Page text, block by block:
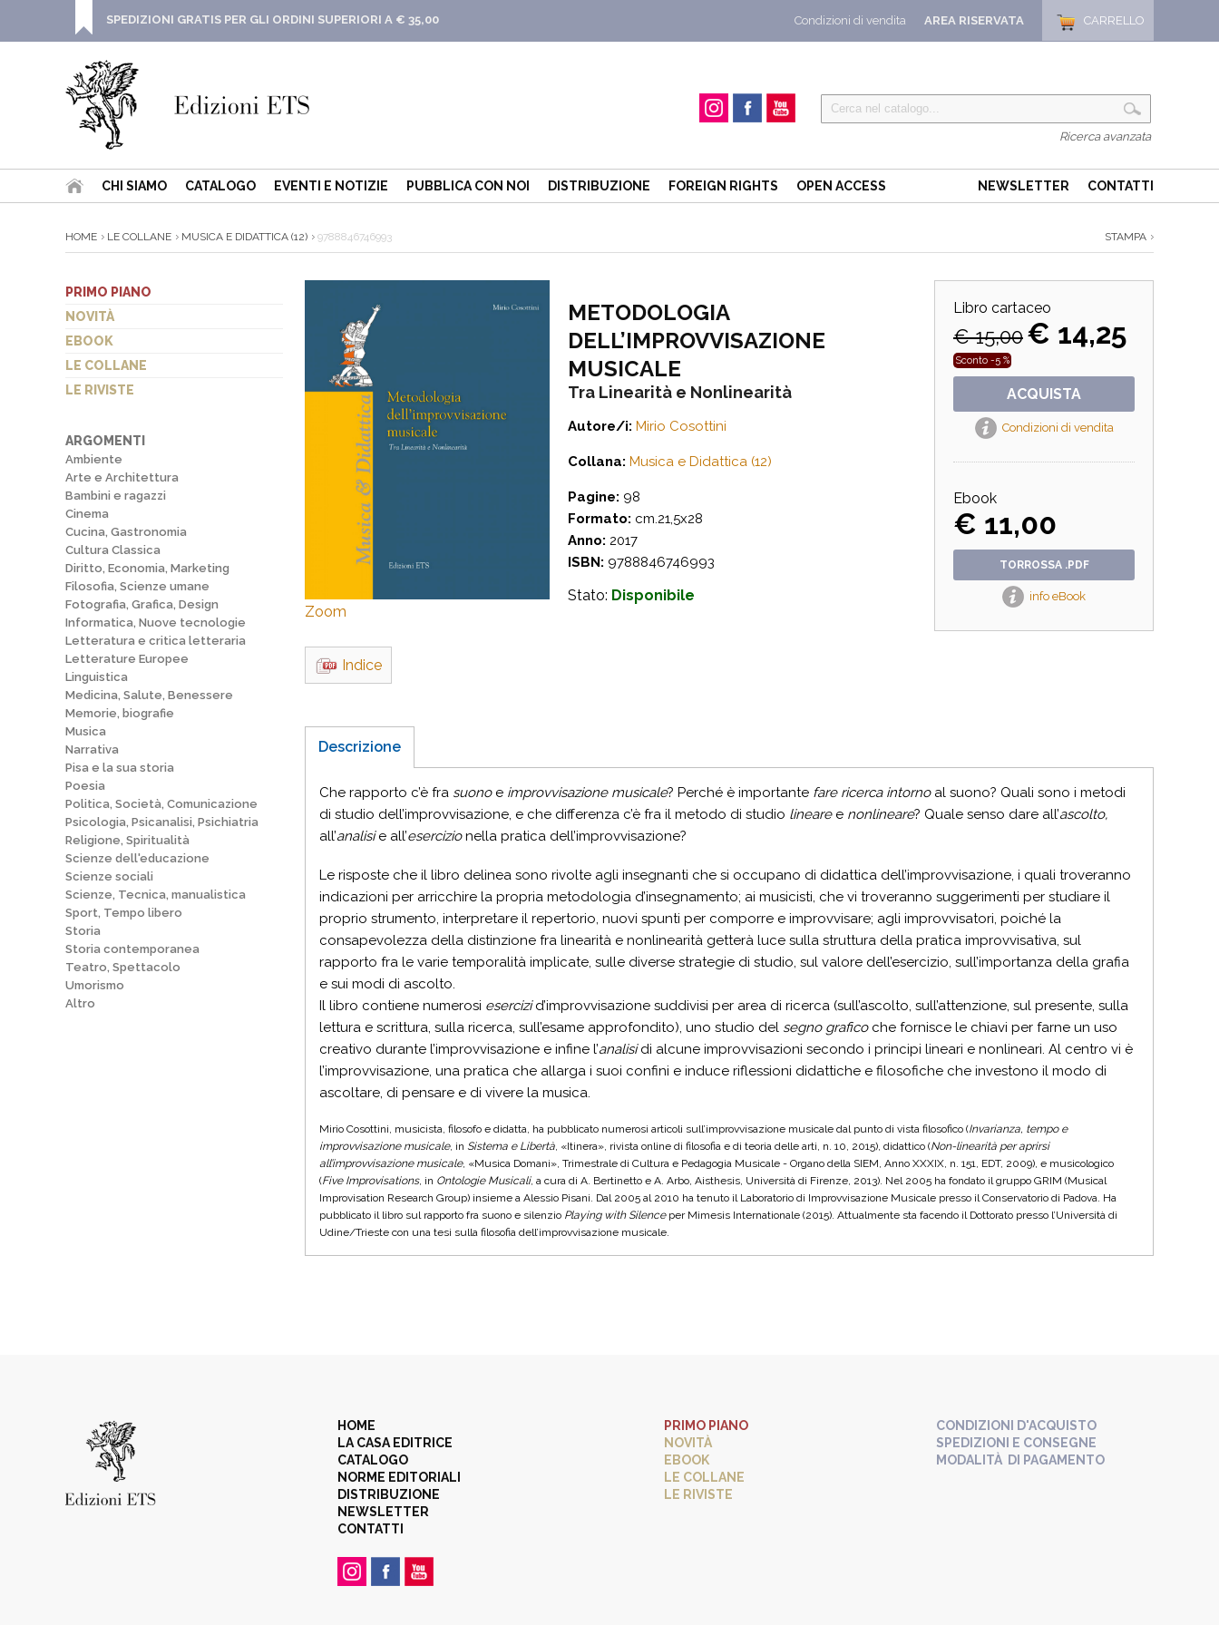
CARRELLO
AREA RISERVATA
Condizioni di vendita
SPEDIZIONI GRATIS PER GLI ORDINI SUPERIORI A € 35,00
Ricerca avanzata
CHI SIAMO CATALOGO EVENTI E NOTIZIE PUBBLICA CON NOI DISTRIBUZIONE FOREIGN RIGHTS OPEN ACCESS NEWSLETTER CONTATTI
HOME LE COLLANE MUSICA E DIDATTICA (12) 9788846746993 STAMPA
PRIMO PIANO
NOVITÀ
EBOOK
LE COLLANE
LE RIVISTE
ARGOMENTI
Ambiente
Arte e Architettura
Bambini e ragazzi
Cinema
Cucina, Gastronomia
Cultura Classica
Diritto, Economia, Marketing
Filosofia, Scienze umane
Fotografia, Grafica, Design
Informatica, Nuove tecnologie
Letteratura e critica letteraria
Letterature Europee
Linguistica
Medicina, Salute, Benessere
Memorie, biografie
Musica
Narrativa
Pisa e la sua storia
Poesia
Politica, Società, Comunicazione
Psicologia, Psicanalisi, Psichiatria
Religione, Spiritualità
Scienze dell'educazione
Scienze sociali
Scienze, Tecnica, manualistica
Sport, Tempo libero
Storia
Storia contemporanea
Teatro, Spettacolo
Umorismo
Altro
Libro cartaceo
€ 15,00€ 14,25
Sconto -5 %
ACQUISTA
Condizioni di vendita
Ebook
€ 11,00
TORROSSA .PDF
info eBook
Zoom
METODOLOGIA
DELL’IMPROVVISAZIONE
MUSICALE
Tra Linearità e Nonlinearità
Autore/i: Mirio Cosottini
Collana: Musica e Didattica (12)
Pagine: 98
Formato: cm.21,5x28
Anno: 2017
ISBN: 9788846746993
Stato: Disponibile
Indice
Descrizione
Che rapporto c’è fra suono e improvvisazione musicale? Perché è importante fare ricerca intorno al suono? Quali sono i metodi
di studio dell’improvvisazione, e che differenza c’è fra il metodo di studio lineare e nonlineare? Quale senso dare all’ascolto,
all’analisie all’esercizionella pratica dell’improvvisazione?
Le risposte che il libro delinea sono rivolte agli insegnanti che si occupano di didattica dell’improvvisazione, i quali troveranno
indicazioni per arricchire la propria metodologia d’insegnamento; ai musicisti, che vi troveranno suggerimenti per studiare il
proprio strumento, interpretare il repertorio, nuovi spunti per comporre e improvvisare; agli improvvisatori, poiché la
consapevolezza della distinzione fra linearità e nonlinearità getterà luce sulla struttura della pratica improvvisativa, sul
rapporto fra le varie temporalità implicate, sulle diverse strategie di studio, sul valore dell’esercizio, sull’importanza della grafia
e sui modi di ascolto.
Il libro contiene numerosi esercizid’improvvisazione suddivisi per area di ricerca (sull’ascolto, sull’attenzione, sul presente, sulla
lettura e scrittura, sulla ricerca, sull’esame approfondito), uno studio del segno graficoche fornisce le chiavi per farne un uso
creativo durante l’improvvisazione e infine l’analisidi alcune improvvisazioni secondo i principi lineari e nonlineari. Al centro vi è
l’improvvisazione, una pratica che allarga i suoi confini e induce riflessioni didattiche e filosofiche che investono il modo di
ascoltare, di pensare e di vivere la musica.
Mirio Cosottini, musicista, filosofo e didatta, ha pubblicato numerosi articoli sull’improvvisazione musicale dal punto di vista filosofico (Invarianza, tempo e
improvvisazione musicale, in Sistema e Libertà, «Itinera», rivista online di filosofia e di teoria delle arti, n. 10, 2015), didattico (Non-linearità per aprirsi
all’improvvisazione musicale, «Musica Domani», Trimestrale di Cultura e Pedagogia Musicale - Organo della SIEM, Anno XXXIX, n. 151, EDT, 2009), e musicologico
(Five Improvisations, in Ontologie Musicali, a cura di A. Bertinetto e A. Arbo, Aisthesis, Università di Firenze, 2013). Nel 2005 ha fondato il gruppo GRIM (Musical
Improvisation Research Group) insieme a Alessio Pisani. Dal 2005 al 2010 ha tenuto il Laboratorio di Improvvisazione Musicale presso il Conservatorio di Padova. Ha
pubblicato il libro sul rapporto fra suono e silenzio Playing with Silence per Mimesis Internationale (2015). Attualmente sta facendo il Dottorato presso l’Università di
Udine/Trieste con una tesi sulla filosofia dell’improvvisazione musicale.
HOME
LA CASA EDITRICE
CATALOGO
NORME EDITORIALI
DISTRIBUZIONE
NEWSLETTER
CONTATTI
PRIMO PIANO
NOVITÀ
EBOOK
LE COLLANE
LE RIVISTE
CONDIZIONI D'ACQUISTO
SPEDIZIONI E CONSEGNE
MODALITÀ DI PAGAMENTO